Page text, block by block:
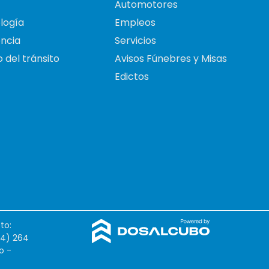
del tránsito
Automotores
Empleos
Servicios
Avisos Fúnebres y Misas
Edictos
264
-